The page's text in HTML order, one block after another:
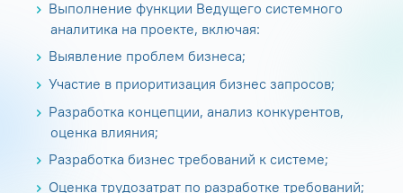
Выполнение функции Ведущего системного
аналитика на проекте, включая:
Выявление проблем бизнеса;
Участие в приоритизация бизнес запросов;
Разработка концепции, анализ конкурентов,
оценка влияния;
Разработка бизнес требований к системе;
Оценка трудозатрат по разработке требований;